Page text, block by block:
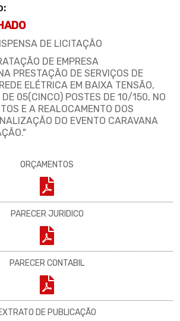
DE LICITAÇÃO
DE EMPRESA
PRESTAÇÃO DE SERVIÇOS DE
ELÉTRICA EM BAIXA TENSÃO,
DE 05(CINCO) POSTES DE 10/150, NO
E A REALOCAMENTO DOS
DO EVENTO CARAVANA
ORÇAMENTOS
PARECER JURIDICO
PARECER CONTABIL
DE PUBLICAÇÃO